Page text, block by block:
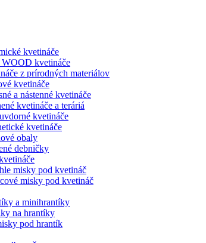
kvetináče
kvetináče
z prírodných materiálov
kvetináče
a nástenné kvetináče
kvetináče a teráriá
kvetináče
kvetináče
obaly
debničky
misky pod kvetináč
misky pod kvetináč
a minihrantíky
na hrantíky
pod hrantík